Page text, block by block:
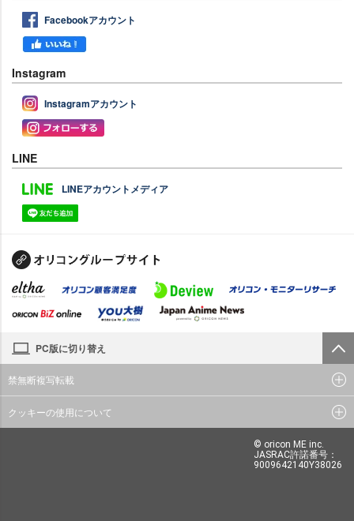
Facebookアカウント
Instagram
Instagramアカウント
LINE
LINEアカウントメディア
PC版に切り替え
禁無断複写転載
クッキーの使用について
© oricon ME inc.
JASRAC許諾番号：
9009642140Y38026